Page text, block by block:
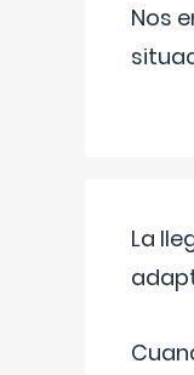
Nos
La